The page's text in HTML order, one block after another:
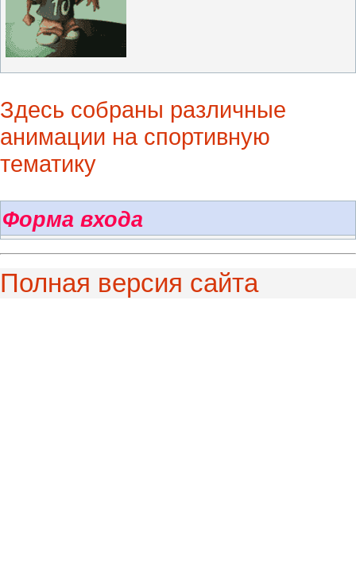
Здесь собраны различные
анимации на спортивную
тематику
Форма входа
Полная версия сайта